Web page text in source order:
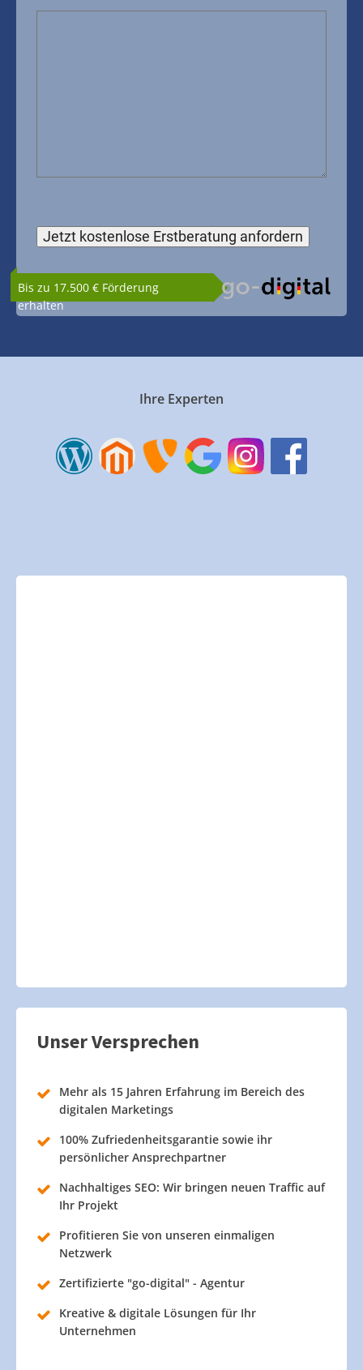
Bis zu 17.500 € Förderung
erhalten
Ihre Experten
Unser Versprechen
Mehr als 15 Jahren Erfahrung im Bereich des
digitalen Marketings
100% Zufriedenheitsgarantie sowie ihr
persönlicher Ansprechpartner
Nachhaltiges SEO: Wir bringen neuen Traffic auf
Ihr Projekt
Profitieren Sie von unseren einmaligen
Netzwerk
Zertifizierte "go-digital" - Agentur
Kreative & digitale Lösungen für Ihr
Unternehmen